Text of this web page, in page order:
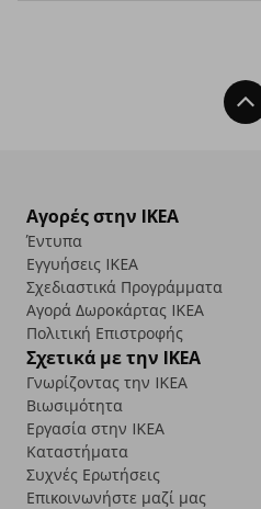
Αγορές στην IKEA
Έντυπα
Εγγυήσεις IKEA
Σχεδιαστικά Προγράμματα
Αγορά Δωρoκάρτας IKEA
Πολιτική Επιστροφής
Σχετικά με την IKEA
Γνωρίζοντας την IKEA
Βιωσιμότητα
Εργασία στην IKEA
Καταστήματα
Συχνές Ερωτήσεις
Επικοινωνήστε μαζί μας